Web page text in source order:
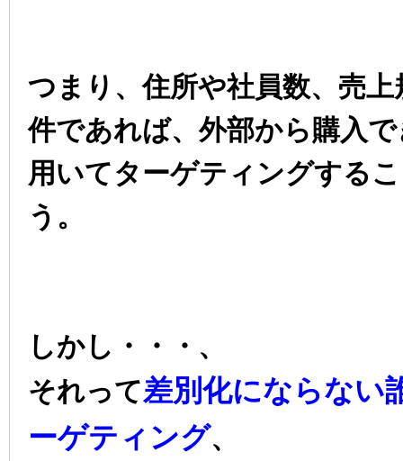
つまり、住所や社員数、売
件であれば、外部から購入
用いてターゲティングする
う。
しかし・・・、
それって差別化にならない
ーゲティング、